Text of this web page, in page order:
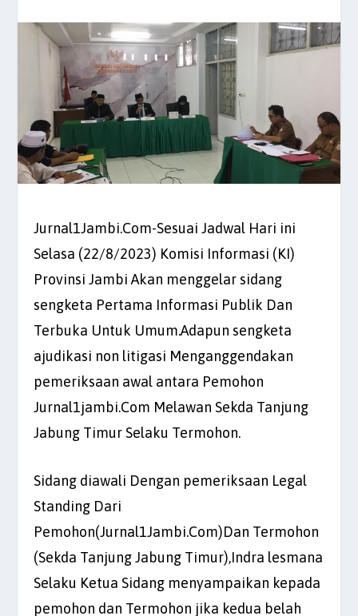
Jurnal1Jambi.Com-Sesuai Jadwal Hari ini
Selasa (22/8/2023) Komisi Informasi (KI)
Provinsi Jambi Akan menggelar sidang
sengketa Pertama Informasi Publik Dan
Terbuka Untuk Umum.Adapun sengketa
ajudikasi non litigasi Menganggendakan
pemeriksaan awal antara Pemohon
Jurnal1jambi.Com Melawan Sekda Tanjung
Jabung Timur Selaku Termohon.
Sidang diawali Dengan pemeriksaan Legal
Standing Dari
Pemohon(Jurnal1Jambi.Com)Dan Termohon
(Sekda Tanjung Jabung Timur),Indra lesmana
Selaku Ketua Sidang menyampaikan kepada
pemohon dan Termohon jika kedua belah